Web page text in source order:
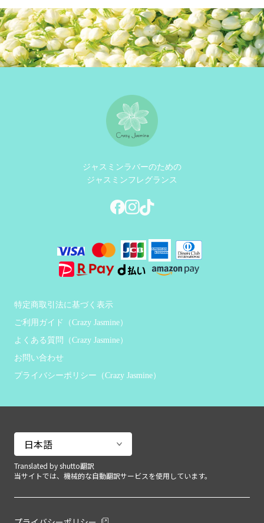
これで1500円は高いかなー。
期待していただけに残念でし
た。
ジャスミンラバーのための
ジャスミンフレグランス
特定商取引法に基づく表示
ご利用ガイド（Crazy Jasmine）
よくある質問（Crazy Jasmine）
お問い合わせ
プライバシーポリシー（Crazy Jasmine）
Translated by shutto翻訳
当サイトでは、機械的な自動翻訳サービスを使用しています。